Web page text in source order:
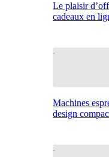
Le plaisir
cadeaux en
Machines
design